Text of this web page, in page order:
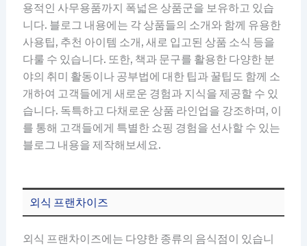
용적인 사무용품까지 폭넓은 상품군을 보유하고 있습
니다. 블로그 내용에는 각 상품들의 소개와 함께 유용한
사용팁, 추천 아이템 소개, 새로 입고된 상품 소식 등을
다룰 수 있습니다. 또한, 책과 문구를 활용한 다양한 분
야의 취미 활동이나 공부법에 대한 팁과 꿀팁도 함께 소
개하여 고객들에게 새로운 경험과 지식을 제공할 수 있
습니다. 독특하고 다채로운 상품 라인업을 강조하며, 이
를 통해 고객들에게 특별한 쇼핑 경험을 선사할 수 있는
블로그 내용을 제작해보세요.
외식 프랜차이즈
외식 프랜차이즈에는 다양한 종류의 음식점이 있습니